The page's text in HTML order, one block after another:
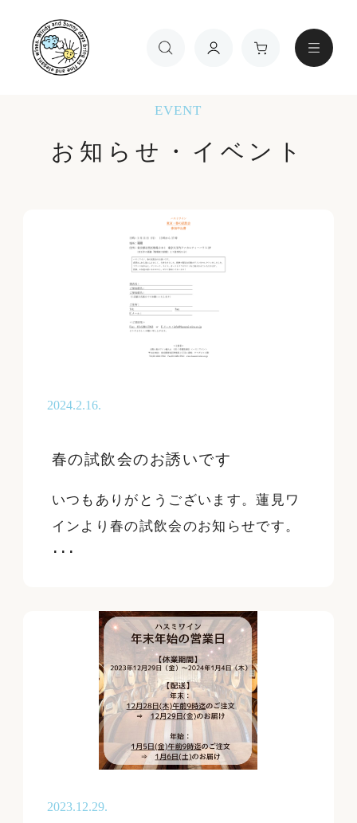
ワインの種類
金額
シチュエーション
料理
TOP お知らせ・イベント
EVENT
お知らせ・イベント
2024.2.16.
春の試飲会のお誘いです
いつもありがとうございます。蓮見ワ
インより春の試飲会のお知らせです。
･･･
2023.12.29.